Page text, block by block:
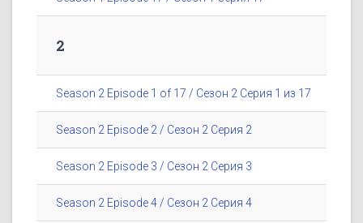
2
Season 2 Episode 1 of 17 / Сезон 2 Серия 1 из 17
Season 2 Episode 2 / Сезон 2 Серия 2
Season 2 Episode 3 / Сезон 2 Серия 3
Season 2 Episode 4 / Сезон 2 Серия 4